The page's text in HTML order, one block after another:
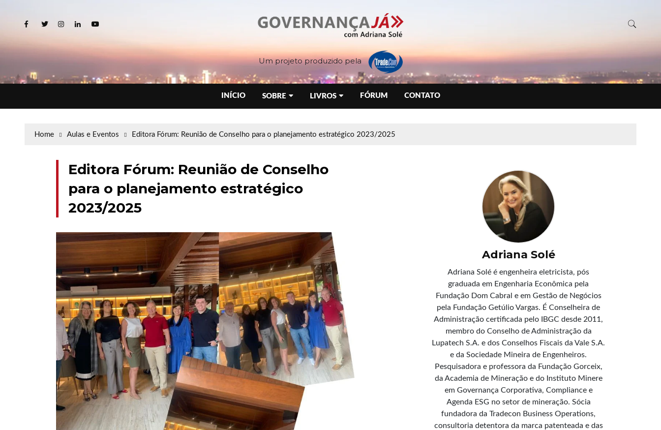
Um projeto produzido pela
INÍCIO SOBRE LIVROS FÓRUM CONTATO
Home Aulas e Eventos Editora Fórum: Reunião de Conselho para o planejamento estratégico 2023/2025
Editora Fórum: Reunião de Conselho
para o planejamento estratégico
2023/2025
Adriana Solé
Adriana Solé é engenheira eletricista, pós
graduada em Engenharia Econômica pela
Fundação Dom Cabral e em Gestão de Negócios
pela Fundação Getúlio Vargas. É Conselheira de
Administração certificada pelo IBGC desde 2011,
membro do Conselho de Administração da
Lupatech S.A. e dos Conselhos Fiscais da Vale S.A.
e da Sociedade Mineira de Engenheiros.
Pesquisadora e professora da Fundação Gorceix,
da Academia de Mineração e do Instituto Minere
em Governança Corporativa, Compliance e
Agenda ESG no setor de mineração. Sócia
fundadora da Tradecon Business Operations,
consultoria detentora da marca patenteada e das